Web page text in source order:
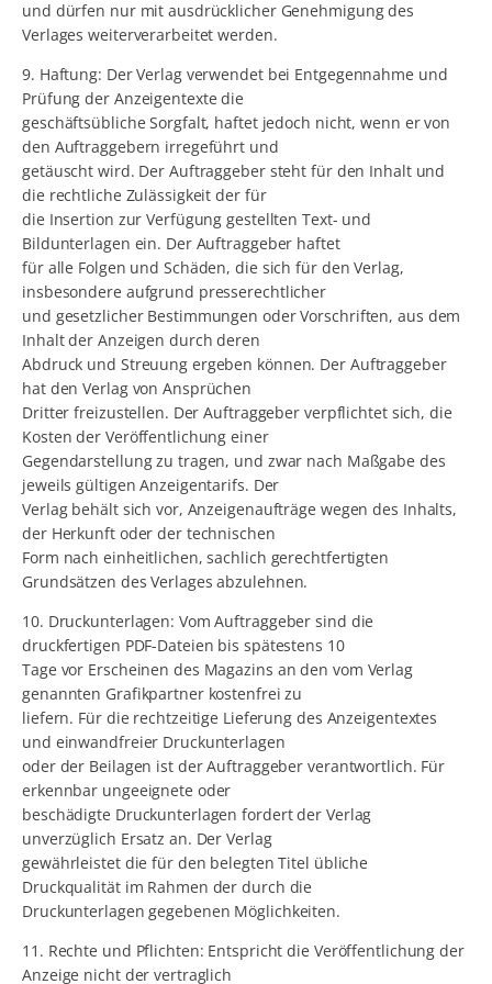
und dürfen nur mit ausdrücklicher Genehmigung des
Verlages weiterverarbeitet werden.
9. Haftung: Der Verlag verwendet bei Entgegennahme und
Prüfung der Anzeigentexte die
geschäftsübliche Sorgfalt, haftet jedoch nicht, wenn er von
den Auftraggebern irregeführt und
getäuscht wird. Der Auftraggeber steht für den Inhalt und
die rechtliche Zulässigkeit der für
die Insertion zur Verfügung gestellten Text- und
Bildunterlagen ein. Der Auftraggeber haftet
für alle Folgen und Schäden, die sich für den Verlag,
insbesondere aufgrund presserechtlicher
und gesetzlicher Bestimmungen oder Vorschriften, aus dem
Inhalt der Anzeigen durch deren
Abdruck und Streuung ergeben können. Der Auftraggeber
hat den Verlag von Ansprüchen
Dritter freizustellen. Der Auftraggeber verpflichtet sich, die
Kosten der Veröffentlichung einer
Gegendarstellung zu tragen, und zwar nach Maßgabe des
jeweils gültigen Anzeigentarifs. Der
Verlag behält sich vor, Anzeigenaufträge wegen des Inhalts,
der Herkunft oder der technischen
Form nach einheitlichen, sachlich gerechtfertigten
Grundsätzen des Verlages abzulehnen.
10. Druckunterlagen: Vom Auftraggeber sind die
druckfertigen PDF-Dateien bis spätestens 10
Tage vor Erscheinen des Magazins an den vom Verlag
genannten Grafikpartner kostenfrei zu
liefern. Für die rechtzeitige Lieferung des Anzeigentextes
und einwandfreier Druckunterlagen
oder der Beilagen ist der Auftraggeber verantwortlich. Für
erkennbar ungeeignete oder
beschädigte Druckunterlagen fordert der Verlag
unverzüglich Ersatz an. Der Verlag
gewährleistet die für den belegten Titel übliche
Druckqualität im Rahmen der durch die
Druckunterlagen gegebenen Möglichkeiten.
11. Rechte und Pflichten: Entspricht die Veröffentlichung der
Anzeige nicht der vertraglich